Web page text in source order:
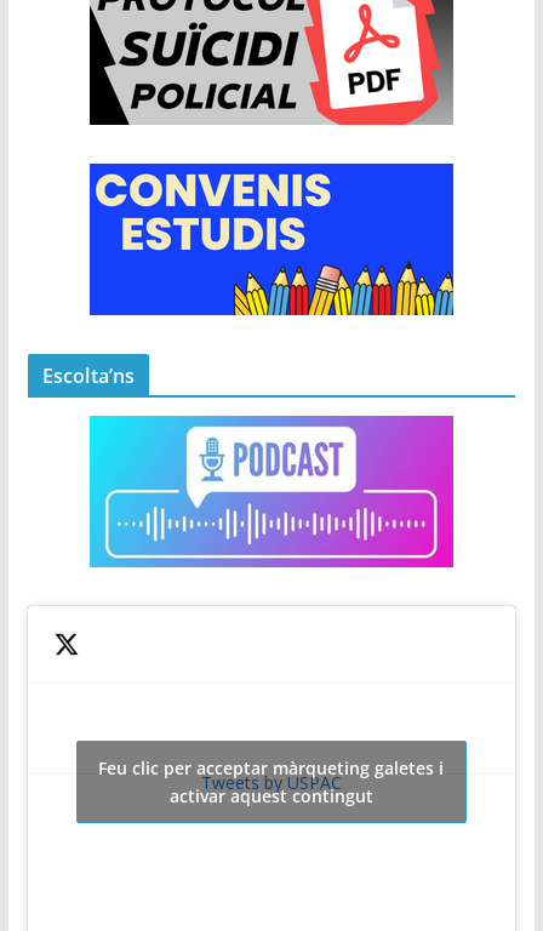
Escolta’ns
Tweets by USPAC
Feu clic per acceptar màrqueting galetes i
activar aquest contingut